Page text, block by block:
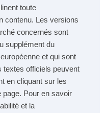
toute
contenu. Les versions
concernés sont
supplément du
et qui sont
textes officiels peuvent
en cliquant sur les
page. Pour en savoir
et la